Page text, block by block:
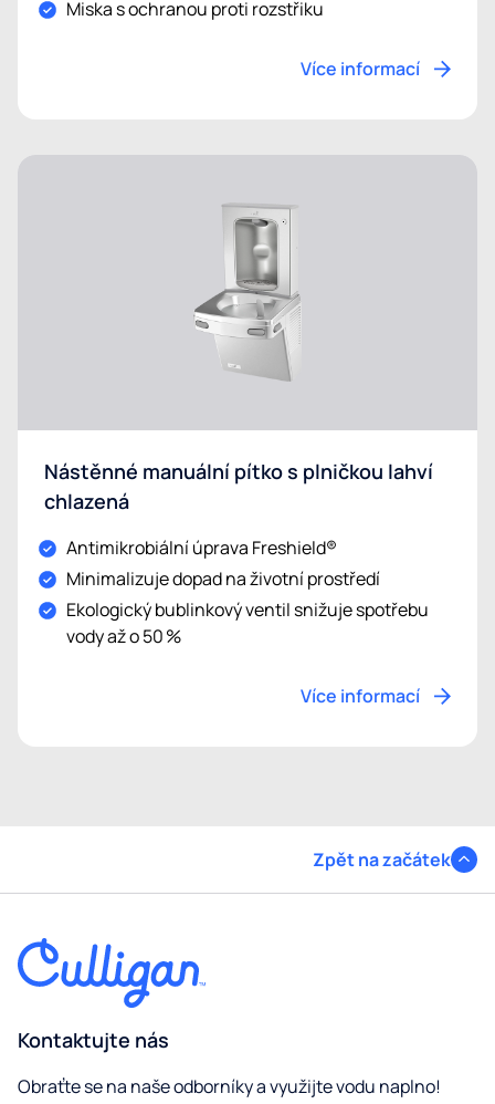
Miska s ochranou proti rozstřiku
Více informací
Nástěnné manuální pítko s plničkou lahví
chlazená
Antimikrobiální úprava Freshield®
Minimalizuje dopad na životní prostředí
Ekologický bublinkový ventil snižuje spotřebu
vody až o 50 %
Více informací
Zpět na začátek
Kontaktujte nás
Obraťte se na naše odborníky a využijte vodu naplno!